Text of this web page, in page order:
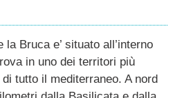
Bruca e’ situato all’interno
in uno dei territori più
tutto il mediterraneo. A nord